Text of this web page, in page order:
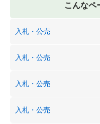
こんなペ
入札・公売
入札・公売
入札・公売
入札・公売